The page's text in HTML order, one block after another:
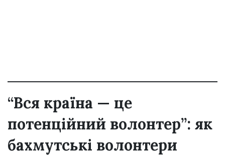
“Вся країна — це
потенційний волонтер”: як
бахмутські волонтери